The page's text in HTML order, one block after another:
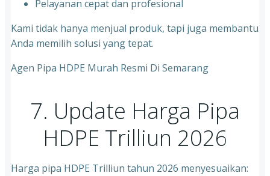
Pelayanan cepat dan profesional
Kami tidak hanya menjual produk, tapi juga membantu
Anda memilih solusi yang tepat.
Agen Pipa HDPE Murah Resmi Di Semarang
7. Update Harga Pipa
HDPE Trilliun 2026
Harga pipa HDPE Trilliun tahun 2026 menyesuaikan: